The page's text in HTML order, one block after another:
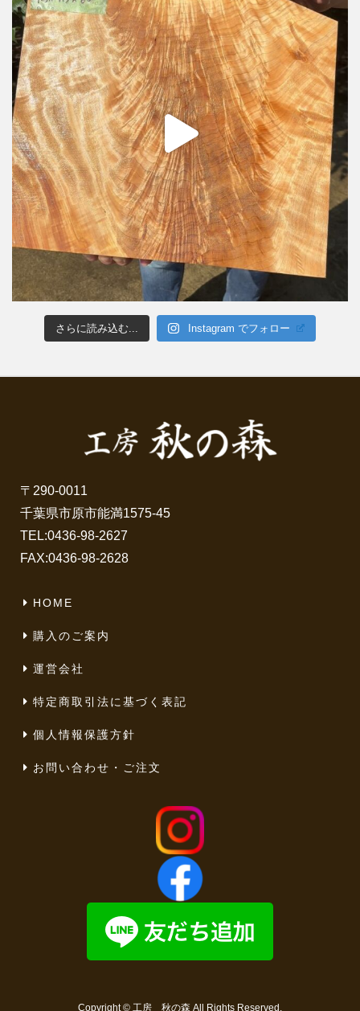
さらに読み込む... Instagram でフォロー
〒290-0011
千葉県市原市能満1575-45
TEL:0436-98-2627
FAX:0436-98-2628
HOME
購入のご案内
運営会社
特定商取引法に基づく表記
個人情報保護方針
お問い合わせ・ご注文
Copyright © 工房 秋の森 All Rights Reserved.